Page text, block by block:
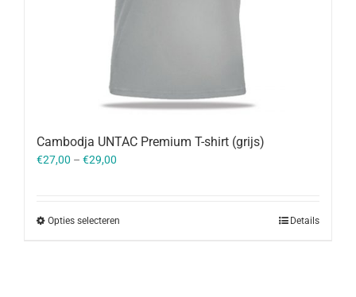
Cambodja UNTAC Premium T-shirt (grijs)
€27,00 – €29,00
Opties selecteren Details